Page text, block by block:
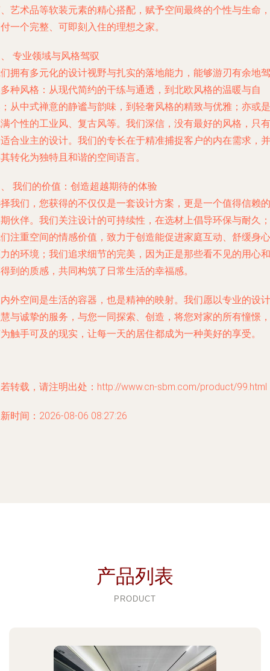
艺术品等软装元素的精心搭配，赋予空间最终的个性与生命，
一个完整、可即刻入住的理想之家。
专业领域与风格驾驭
拥有多元化的设计视野与扎实的落地能力，能够游刃有余地驾
种风格：从现代简约的干练与通透，到北欧风格的温暖与自
从中式禅意的静谧与韵味，到轻奢风格的精致与优雅；亦或是
个性的工业风、复古风等。我们深信，没有最好的风格，只有
合业主的设计。我们的专长在于精准捕捉客户的内在需求，并
转化为独特且和谐的空间语言。
我们的价值：创造超越期待的体验
我们，您获得的不仅仅是一套设计方案，更是一个值得信赖的
伙伴。我们关注设计的可持续性，在选材上倡导环保与耐久；
注重空间的情感价值，致力于创造能促进家庭互动、舒缓身心
的环境；我们追求细节的完美，因为正是那些看不见的用心和
到的质感，共同构筑了日常生活的幸福感。
外空间是生活的容器，也是精神的映射。我们愿以专业的设计
与诚挚的服务，与您一同探索、创造，将您对家的所有憧憬，
触手可及的现实，让每一天的居住都成为一种美好的享受。
转载，请注明出处：http://www.cn-sbm.com/product/99.html
时间：2026-08-06 08:27:26
产品列表
PRODUCT